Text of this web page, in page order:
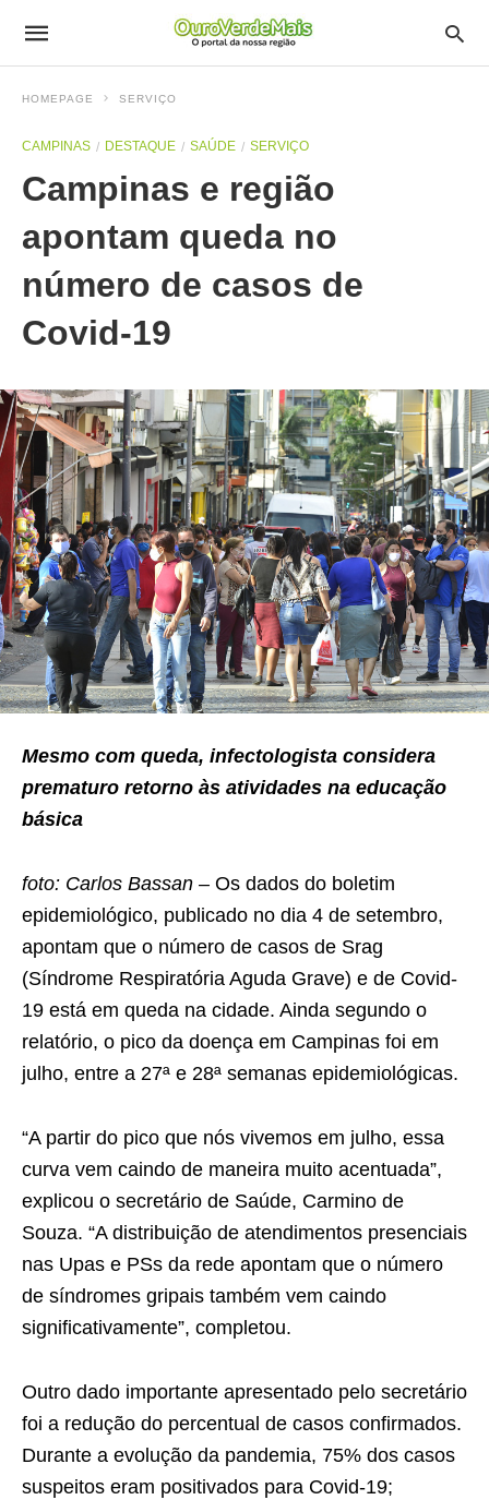
HOMEPAGE SERVIÇO
CAMPINAS DESTAQUE SAÚDE SERVIÇO
Campinas e região
apontam queda no
número de casos de
Covid-19
Mesmo com queda, infectologista considera
prematuro retorno às atividades na educação
básica
foto: Carlos Bassan – Os dados do boletim
epidemiológico, publicado no dia 4 de setembro,
apontam que o número de casos de Srag
(Síndrome Respiratória Aguda Grave) e de Covid-
19 está em queda na cidade. Ainda segundo o
relatório, o pico da doença em Campinas foi em
julho, entre a 27ª e 28ª semanas epidemiológicas.
“A partir do pico que nós vivemos em julho, essa
curva vem caindo de maneira muito acentuada”,
explicou o secretário de Saúde, Carmino de
Souza. “A distribuição de atendimentos presenciais
nas Upas e PSs da rede apontam que o número
de síndromes gripais também vem caindo
significativamente”, completou.
Outro dado importante apresentado pelo secretário
foi a redução do percentual de casos confirmados.
Durante a evolução da pandemia, 75% dos casos
suspeitos eram positivados para Covid-19;